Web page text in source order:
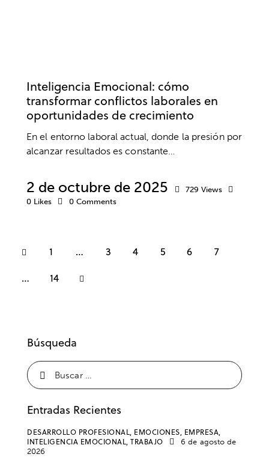
Inteligencia Emocional: cómo
transformar conflictos laborales en
oportunidades de crecimiento
En el entorno laboral actual, donde la presión por
alcanzar resultados es constante…
2 de octubre de 2025 729 Views
0 Likes 0 Comments
1 … 3 4 5 6
7
…
14
>
Búsqueda
Entradas Recientes
DESARROLLO PROFESIONAL, EMOCIONES, EMPRESA,
INTELIGENCIA EMOCIONAL, TRABAJO
6 de agosto de
2026